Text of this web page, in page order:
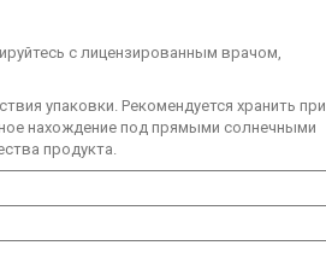
с лицензированным врачом,
упаковки. Рекомендуется хранить при
нахождение под прямыми солнечными
продукта.